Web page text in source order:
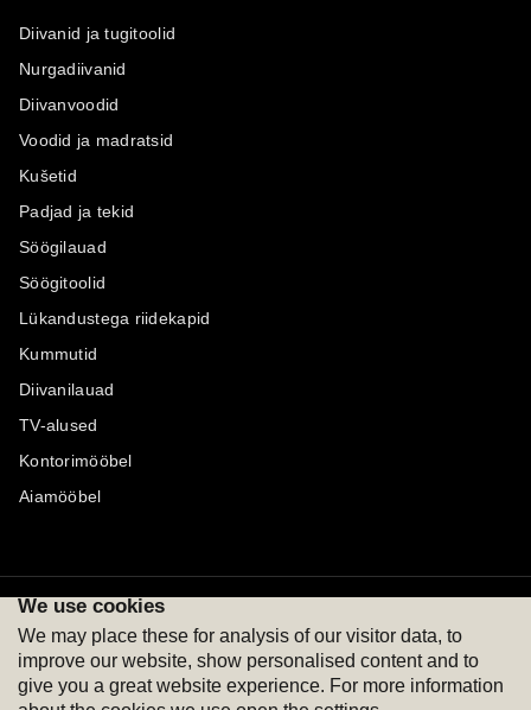
Diivanid ja tugitoolid
Nurgadiivanid
Diivanvoodid
Voodid ja madratsid
Kušetid
Padjad ja tekid
Söögilauad
Söögitoolid
Lükandustega riidekapid
Kummutid
Diivanilauad
TV-alused
Kontorimööbel
Aiamööbel
Maksevõimalused
We use cookies
We may place these for analysis of our visitor data, to
improve our website, show personalised content and to
give you a great website experience. For more information